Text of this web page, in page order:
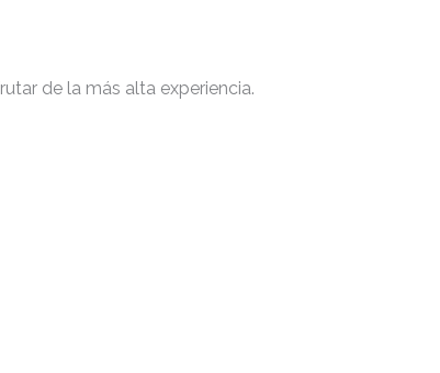
de la más alta experiencia.